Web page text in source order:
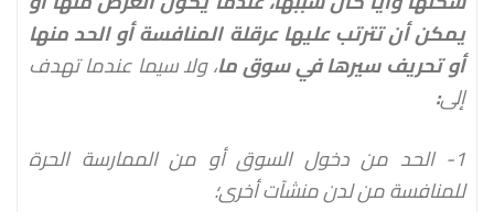
يمكن أن تترتب عليها عرقلة المنافسة أو الحد منها
أو تحريف سيرها في سوق ما، ولا سيما عندما تهدف
إلى:
1- الحد من دخول السوق أو من الممارسة الحرة
للمنافسة من لدن منشآت أخرى؛